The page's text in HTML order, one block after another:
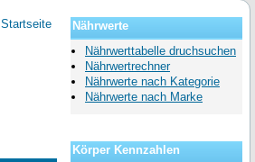
Startseite
Nährwerte
Nährwerttabelle druchsuchen
Nährwertrechner
Nährwerte nach Kategorie
Nährwerte nach Marke
Körper Kennzahlen